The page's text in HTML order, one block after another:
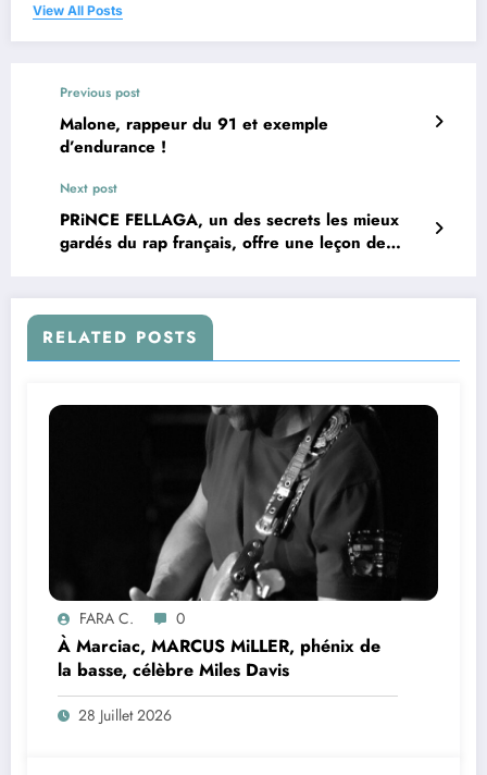
View All Posts
Previous post
Malone, rappeur du 91 et exemple
d’endurance !
Next post
PRiNCE FELLAGA, un des secrets les mieux
gardés du rap français, offre une leçon de
Volume 1 », authentique mixtape sur bande
magnétique.
RELATED POSTS
FARA C. 0
À Marciac, MARCUS MiLLER, phénix de
la basse, célèbre Miles Davis
28 Juillet 2026